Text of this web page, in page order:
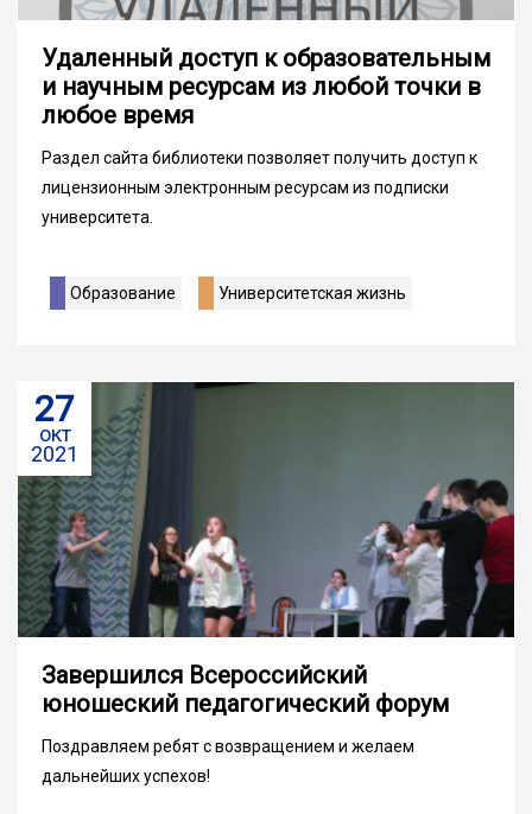
Удаленный доступ к образовательным
и научным ресурсам из любой точки в
любое время
Раздел сайта библиотеки позволяет получить доступ к
лицензионным электронным ресурсам из подписки
университета.
Образование Университетская жизнь
27
окт
2021
Завершился Всероссийский
юношеский педагогический форум
Поздравляем ребят с возвращением и желаем
дальнейших успехов!